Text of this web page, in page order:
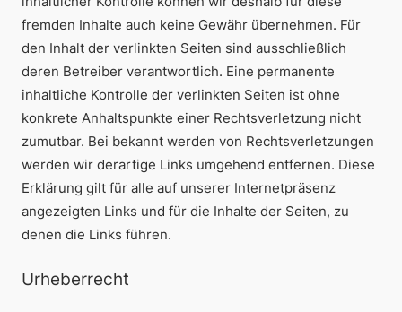
fremden Inhalte auch keine Gewähr übernehmen. Für
den Inhalt der verlinkten Seiten sind ausschließlich
deren Betreiber verantwortlich. Eine permanente
inhaltliche Kontrolle der verlinkten Seiten ist ohne
konkrete Anhaltspunkte einer Rechtsverletzung nicht
zumutbar. Bei bekannt werden von Rechtsverletzungen
werden wir derartige Links umgehend entfernen. Diese
Erklärung gilt für alle auf unserer Internetpräsenz
angezeigten Links und für die Inhalte der Seiten, zu
denen die Links führen.
Urheberrecht